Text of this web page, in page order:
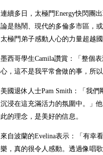
連續多日，太極門Energy快閃團
論是熱鬧、現代的多倫多市區，
太極門弟子感動人心的力量超越國
墨西哥學生Camila讚賞：「整個
心，這不是我平常會做的事，所以
美國退休人士Pam Smith ：「我
沉浸在這充滿活力的氛圍中。」
此的理念，是美好的信息。
來自波蘭的Evelina表示：「有幸
樂，真的很令人感動。透過像唱